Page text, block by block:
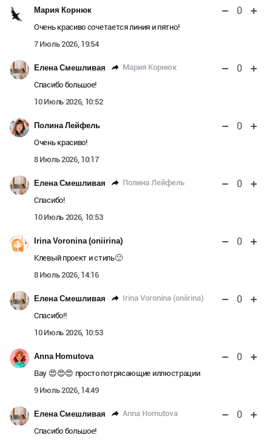
Мария Корнюк 0
Очень красиво сочетается линия и пятно!
7 Июль 2026, 19:54
Елена Смешливая Мария Корнюк 0
Спасибо большое!
10 Июль 2026, 10:52
Полина Лейфель 0
Очень красиво!
8 Июль 2026, 10:17
Елена Смешливая Полина Лейфель 0
Спасибо!
10 Июль 2026, 10:53
Irina Voronina (oniirina) 0
Клевый проект и стиль🙂
8 Июль 2026, 14:16
Елена Смешливая Irina Voronina (oniirina) 0
Спасибо!!
10 Июль 2026, 10:53
Anna Homutova 0
Вау 😍😍😍 просто потрясающие иллюстрации
9 Июль 2026, 14:49
Елена Смешливая Anna Homutova 0
Спасибо большое!